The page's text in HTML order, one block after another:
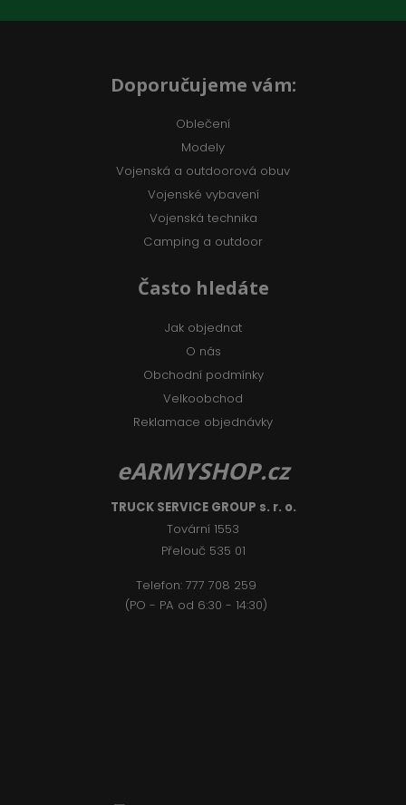
Doporučujeme vám:
Oblečení
Modely
Vojenská a outdoorová obuv
Vojenské vybavení
Vojenská technika
Camping a outdoor
Často hledáte
Jak objednat
O nás
Obchodní podmínky
Velkoobchod
Reklamace objednávky
eARMYSHOP.cz
TRUCK SERVICE GROUP s. r. o.
Tovární 1553
Přelouč 535 01
Telefon: 777 708 259
(PO - PA od 6:30 - 14:30)